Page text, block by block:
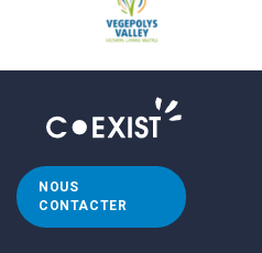
NOUS
CONTACTER